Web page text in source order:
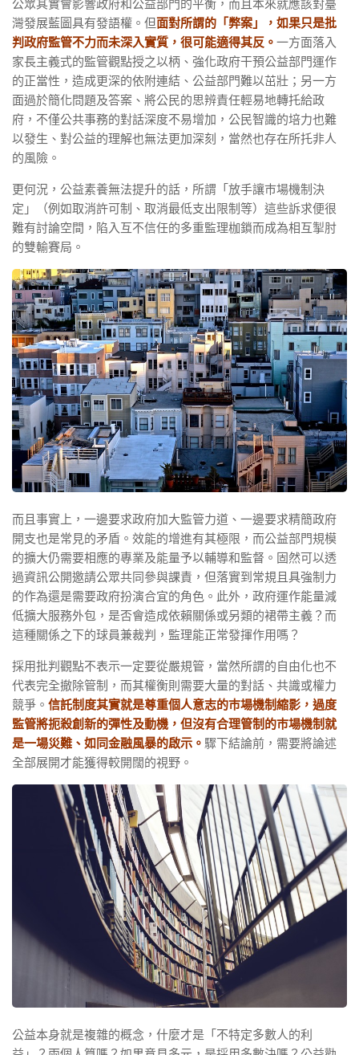
公眾其實會影響政府和公益部門的平衡，而且本來就應該對臺
灣發展藍圖具有發語權。但面對所謂的「弊案」，如果只是批
判政府監管不力而未深入實質，很可能適得其反。 一方面落入
家長主義式的監管觀點授之以柄、強化政府干預公益部門運作
的正當性，造成更深的依附連結、公益部門難以茁壯；另一方
面過於簡化問題及答案、將公民的思辨責任輕易地轉托給政
府，不僅公共事務的對話深度不易增加，公民智識的培力也難
以發生、對公益的理解也無法更加深刻，當然也存在所托非人
的風險。
更何況，公益素養無法提升的話，所謂「放手讓巿場機制決
定」（例如取消許可制、取消最低支出限制等）這些訴求便很
難有討論空間，陷入互不信任的多重監理枷鎖而成為相互掣肘
的雙輸賽局。
而且事實上，一邊要求政府加大監管力道、一邊要求精簡政府
開支也是常見的矛盾。效能的增進有其極限，而公益部門規模
的擴大仍需要相應的專業及能量予以輔導和監督。固然可以透
過資訊公開邀請公眾共同參與課責，但落實到常規且具強制力
的作為還是需要政府扮演合宜的角色。此外，政府運作能量減
低擴大服務外包，是否會造成依賴關係或另類的裙帶主義？而
這種關係之下的球員兼裁判，監理能正常發揮作用嗎？
採用批判觀點不表示一定要從嚴規管，當然所謂的自由化也不
代表完全撤除管制，而其權衡則需要大量的對話、共識或權力
競爭。 信託制度其實就是尊重個人意志的巿場機制縮影，過度
監管將扼殺創新的彈性及動機，但沒有合理管制的巿場機制就
是一場災難、如同金融風暴的啟示。 驟下結論前，需要將論述
全部展開才能獲得較開闊的視野。
公益本身就是複雜的概念，什麼才是「不特定多數人的利